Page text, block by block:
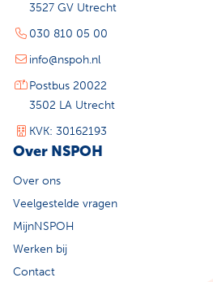
3527 GV Utrecht
030 810 05 00
info@nspoh.nl
Postbus 20022
3502 LA Utrecht
KVK: 30162193
Over NSPOH
Over ons
Veelgestelde vragen
MijnNSPOH
Werken bij
Contact